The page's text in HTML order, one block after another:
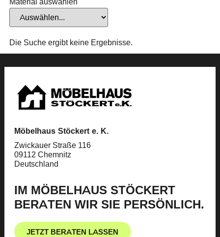
Die Suche ergibt keine Ergebnisse.
Möbelhaus Stöckert e. K.
Zwickauer Straße 116
09112 Chemnitz
Deutschland
IM MÖBELHAUS STÖCKERT
BERATEN WIR SIE PERSÖNLICH.
JETZT BERATEN LASSEN